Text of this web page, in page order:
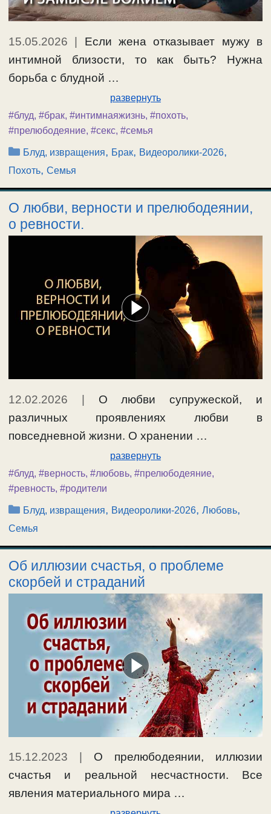
15.05.2026 | Если жена отказывает мужу в
интимной близости, то как быть? Нужна
борьба с блудной …
развернуть
#блуд, #брак, #интимнаяжизнь, #похоть,
#прелюбодеяние, #секс, #семья
Рубрики
Блуд, извращения, Брак, Видеоролики-2026,
Похоть, Семья
О любви, верности и прелюбодеянии,
о ревности.
12.02.2026 | О любви супружеской, и
различных проявлениях любви в
повседневной жизни. О хранении …
развернуть
#блуд, #верность, #любовь, #прелюбодеяние,
#ревность, #родители
Рубрики
Блуд, извращения, Видеоролики-2026,Любовь,
Семья
Об иллюзии счастья, о проблеме
скорбей и страданий
15.12.2023
О прелюбодеянии, иллюзии
счастья и реальной несчастности. Все
явления материального мира …